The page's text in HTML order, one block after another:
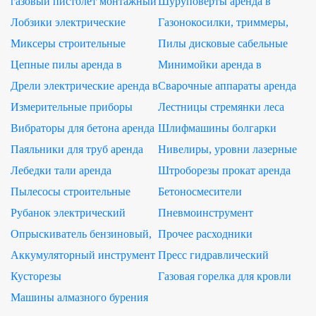
HYBEST GSR40A аренда
Ростове-на-Дону
Лобзики электрические
аренда в Ростове-на-Дону
Газонокосилки, триммеры,
аэратор-скарификатор аренда
Миксеры строительные
аренда в Ростове-на-Дону
Пилы дисковые сабельные
аренда
Цепные пилы аренда в
Ростове-на-Дону
Минимойки аренда в
Ростове-на-Дону
Дрели электрические аренда в
Ростове-на-Дону
Сварочные аппараты аренда
Измерительные приборы
аренда
Лестницы стремянки леса
аренда
Вибраторы для бетона аренда Шлифмашины болгарки
аренда
Паяльники для труб аренда
Нивелиры, уровни лазерные
аренда
Лебедки тали аренда
Штроборезы прокат аренда
Пылесосы строительные
аренда
Бетоносмесители
Рубанок электрический
аренда
Пневмоинструмент
Опрыскиватель бензиновый,
аккумуляторный аренда
Прочее расходники
сопутствующие товары
Аккумуляторный инструмент
аренда
Пресс гидравлический
механический ручной аренда
Кусторезы
Газовая горелка для кровли
Машины алмазного бурения